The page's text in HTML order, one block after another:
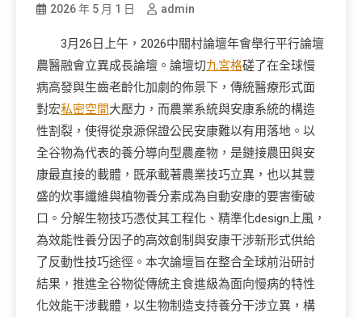
2026 年 5 月 1 日 admin
3月26日上午，2026中關村論壇年會舉行平行論壇
農醫融會立異成長論壇。論壇切九宮格磋了在全球慢
病高發與生齒老齡化加劇的佈景下，傳統醫療形式面
對宏私密空間大壓力，而農業系統與安康系統的構造
性割裂，使得從泉源保證公民安康難以有用落地。以
全谷物為代表的養分導向型農產物，是鏈接農田與安
康最直接的載體，既承載著農業技巧立異，也以其豐
盛的炊事纖維與植物養分素成為自動安康的要害衝破
口。分解生物技巧憑仗其工程化、精準化design上風，
為效能性養分因子的高效創制與安康干涉新形式供給
了反動性技巧途徑。本次論壇旨在整合全球前沿研討
結果，推進全谷物從傳統主食進級為面向慢病的特性
化效能干涉載體，以生物制造支持養分干涉立異，構